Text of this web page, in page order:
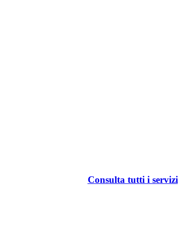
Consulta tutti i servizi